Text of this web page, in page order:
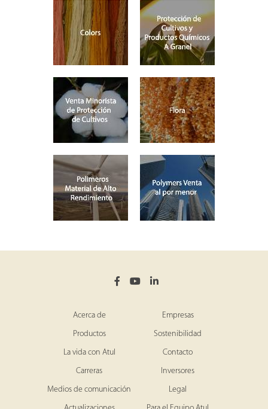
Acerca de Empresas
Productos Sostenibilidad
La vida con Atul Contacto
Carreras Inversores
Medios de comunicación Legal